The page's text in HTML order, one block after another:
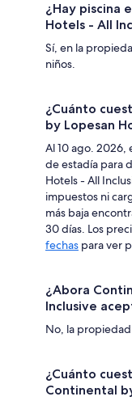
¿Hay piscina
Hotels - All
Sí, en la
niños.
¿Cuánto
by Lopesan
Al 10 ago. 2026,
de estadía para
Hotels - All
impuestos ni
más baja
30 días. Los
fechas para ver
¿Abora
Inclusive
No, la
¿Cuánto
Continental